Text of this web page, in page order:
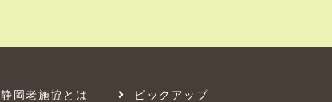
静岡老施協とは ピックアップ